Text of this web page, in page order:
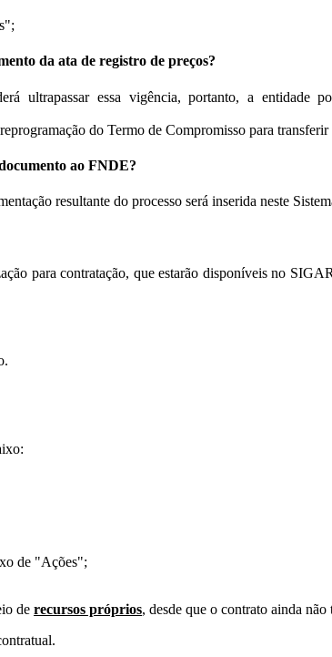
da ata de registro de preços?
ultrapassar essa vigência, portanto, a entidade
do Termo de Compromisso para
ao FNDE?
resultante do processo será inserida neste
para contratação, que estarão disponíveis no
de "Ações";
de recursos próprios, desde que o contrato ainda não